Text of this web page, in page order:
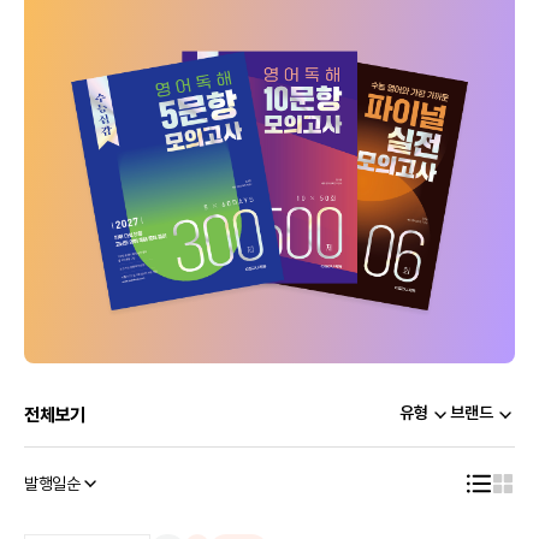
전체보기 유형 브랜드
발행일순